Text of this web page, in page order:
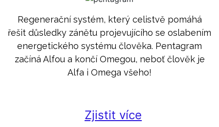
Regenerační systém, který celistvě pomáhá
řešit důsledky zánětu projevujícího se oslabením
energetického systému člověka. Pentagram
začíná Alfou a končí Omegou, neboť člověk je
Alfa i Omega všeho!
Zjistit více